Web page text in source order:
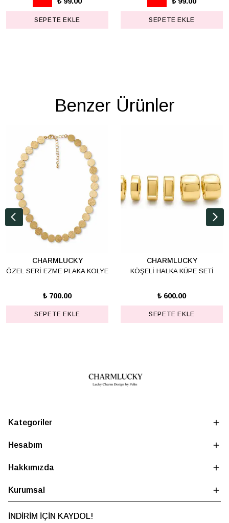
SEPETE EKLE SEPETE EKLE
Benzer Ürünler
CHARMLUCKY
ÖZEL SERİ EZME PLAKA KOLYE
₺ 700.00
SEPETE EKLE
CHARMLUCKY
KÖŞELİ HALKA KÜPE SETİ
₺ 600.00
SEPETE EKLE
Kategoriler
Hesabım
Hakkımızda
Kurumsal
İNDİRİM İÇİN KAYDOL!